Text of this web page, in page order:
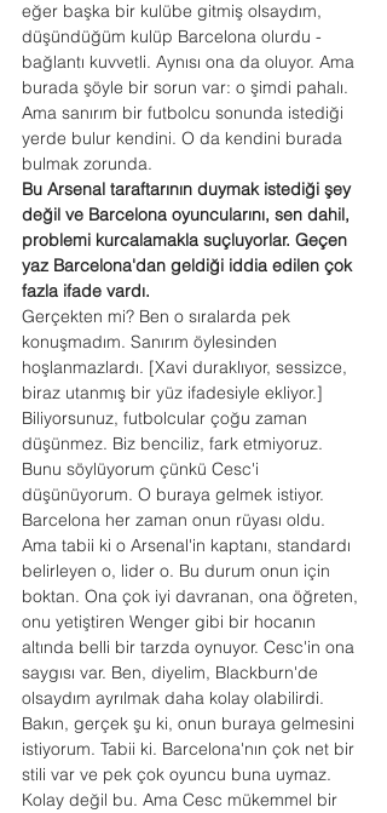
eğer başka bir kulübe gitmiş olsaydım,
düşündüğüm kulüp Barcelona olurdu -
bağlantı kuvvetli. Aynısı ona da oluyor. Ama
burada şöyle bir sorun var: o şimdi pahalı.
Ama sanırım bir futbolcu sonunda istediği
yerde bulur kendini. O da kendini burada
bulmak zorunda.
Bu Arsenal taraftarının duymak istediği şey
değil ve Barcelona oyuncularını, sen dahil,
problemi kurcalamakla suçluyorlar. Geçen
yaz Barcelona'dan geldiği iddia edilen çok
fazla ifade vardı.
Gerçekten mi? Ben o sıralarda pek
konuşmadım. Sanırım öylesinden
hoşlanmazlardı. [Xavi duraklıyor, sessizce,
biraz utanmış bir yüz ifadesiyle ekliyor.]
Biliyorsunuz, futbolcular çoğu zaman
düşünmez. Biz benciliz, fark etmiyoruz.
Bunu söylüyorum çünkü Cesc'i
düşünüyorum. O buraya gelmek istiyor.
Barcelona her zaman onun rüyası oldu.
Ama tabii ki o Arsenal'in kaptanı, standardı
belirleyen o, lider o. Bu durum onun için
boktan. Ona çok iyi davranan, ona öğreten,
onu yetiştiren Wenger gibi bir hocanın
altında belli bir tarzda oynuyor. Cesc'in ona
saygısı var. Ben, diyelim, Blackburn'de
olsaydım ayrılmak daha kolay olabilirdi.
Bakın, gerçek şu ki, onun buraya gelmesini
istiyorum. Tabii ki. Barcelona'nın çok net bir
stili var ve pek çok oyuncu buna uymaz.
Kolay değil bu. Ama Cesc mükemmel bir